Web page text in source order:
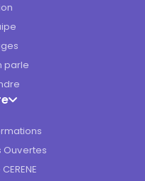
parle
Ouvertes